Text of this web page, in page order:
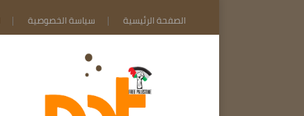
الصفحة الرئيسية سياسة الخصوصية